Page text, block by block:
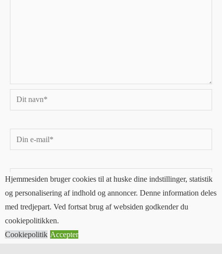
Dit
navn*
Din
e-
Websted
Hjemmesiden bruger cookies til at huske dine indstillinger, statistik
og personalisering af indhold og annoncer. Denne information deles
med tredjepart. Ved fortsat brug af websiden godkender du
cookiepolitikken.
Cookiepolitik Accepter